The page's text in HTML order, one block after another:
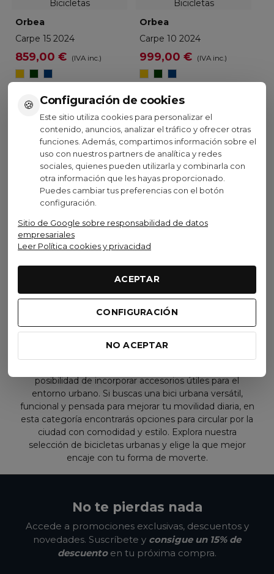
🍪 Configuración de cookies
Este sitio utiliza cookies para personalizar el
contenido, anuncios, analizar el tráfico y ofrecer otras
funciones. Además, compartimos información sobre el
uso con nuestros partners de analítica y redes
sociales, quienes pueden utilizarla y combinarla con
otra información que les hayas proporcionado.
Puedes cambiar tus preferencias con el botón
configuración.
Sitio de Google sobre responsabilidad de datos
empresariales
Leer Política cookies y privacidad
ACEPTAR
CONFIGURACIÓN
NO ACEPTAR
Orbea
Carpe 15 2024
859,00 € (IVA inc.)
Mango
Metallic
Infinity
Moondust
Blue
Ver opciones
Orbea
Carpe 10 2024
999,00 € (IVA inc.)
Mango
Metallic
Infinity
Moondust
Blue
Ver opciones
Mostrando 1-12 de 13 artículo(s) 1 2
Las bicicletas urbanas son la opción ideal para
desplazarte por la ciudad de forma cómoda, práctica y
eficiente. En Bicicletas Salchi encontrarás una cuidada
selección de bicicletas ciudad pensadas para el uso
con total funcionalidad. Dentro de esta categoría de
bicicletas urbanas podrás valorar modelos diseñados
para priorizar la comodidad de marcha, una postura más
erguida y una conducción estable en entornos urbanos.
Son bicicletas perfectas para quienes buscan moverse
del día a día. Al elegir una bicicleta de ciudad conviene
tener en cuenta el tipo de uso que vas a darle, la
frecuencia de tus desplazamientos y el nivel de confort
posibilidad de incorporar accesorios útiles para el
entorno urbano. Si buscas una bici urbana versátil,
funcional y pensada para mejorar tu movilidad diaria, en
esta categoría encontrarás opciones para circular por la
ciudad con comodidad y estilo. Explora nuestra
selección de bicicletas urbanas y elige la que mejor
encaje con tu forma de moverte.
No te pierdas nada
Accede a promociones exclusivas, descuentos y
novedades. Suscríbete y consigue un 15% de
descuentoen tu próxima compra.